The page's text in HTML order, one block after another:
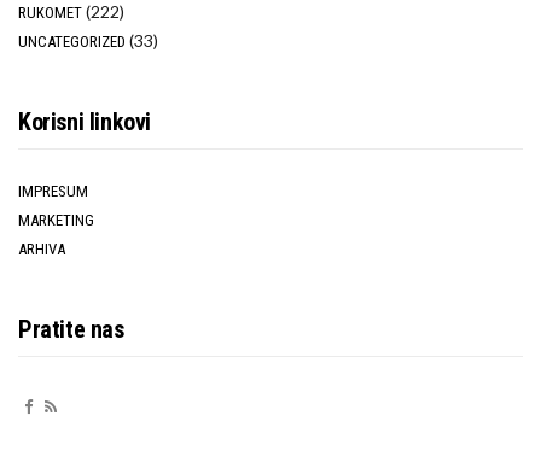
RUKOMET (222)
UNCATEGORIZED (33)
Korisni linkovi
IMPRESUM
MARKETING
ARHIVA
Pratite nas